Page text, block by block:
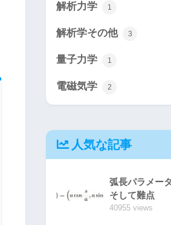
解析力学 1
解析学その他 3
量子力学 1
電磁気学 2
人気な記事
弧長パラメー
そして難点
40955 views